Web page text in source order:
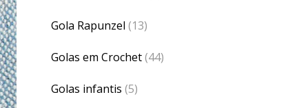
Gola Rapunzel (13)
Golas em Crochet(44)
Golas infantis (5)